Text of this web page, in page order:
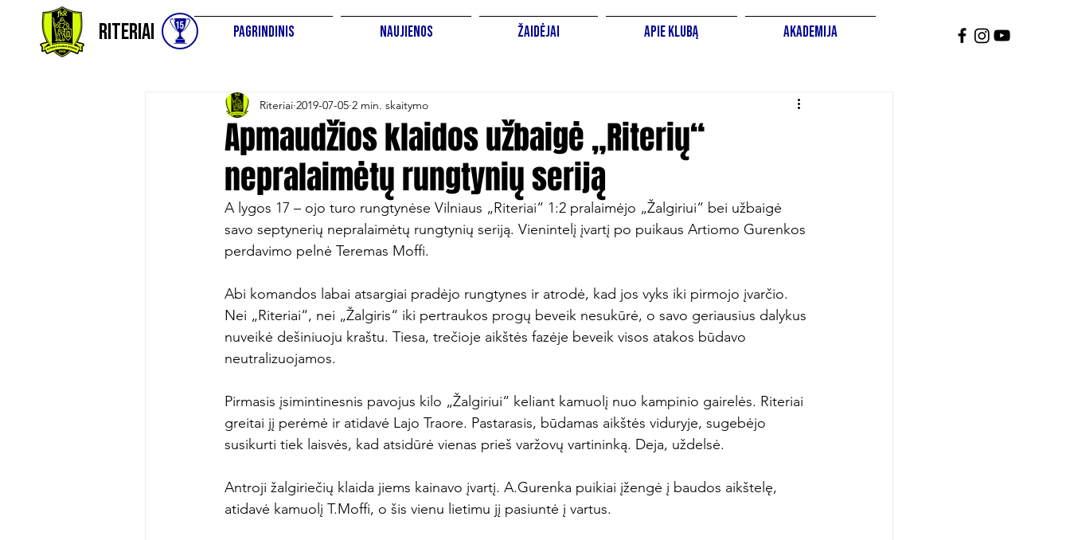
Riteriai Pagrindinis Naujienos Žaidėjai Apie Klubą Akademija
Apmaudžios klaidos užbaigė „Riterių“
nepralaimėtų rungtynių seriją
Riteriai 2019-07-05 2 min. skaitymo
A lygos 17 – ojo turo rungtynėse Vilniaus „Riteriai“ 1:2 pralaimėjo „Žalgiriui“ bei užbaigė
savo septynerių nepralaimėtų rungtynių seriją. Vienintelį įvartį po puikaus Artiomo Gurenkos
perdavimo pelnė Teremas Moffi.
Abi komandos labai atsargiai pradėjo rungtynes ir atrodė, kad jos vyks iki pirmojo įvarčio.
Nei „Riteriai“, nei „Žalgiris“ iki pertraukos progų beveik nesukūrė, o savo geriausius dalykus
nuveikė dešiniuoju kraštu. Tiesa, trečioje aikštės fazėje beveik visos atakos būdavo
neutralizuojamos.
Pirmasis įsimintinesnis pavojus kilo „Žalgiriui“ keliant kamuolį nuo kampinio gairelės. Riteriai
greitai jį perėmė ir atidavė Lajo Traore. Pastarasis, būdamas aikštės viduryje, sugebėjo
susikurti tiek laisvės, kad atsidūrė vienas prieš varžovų vartininką. Deja, uždelsė.
Antroji žalgiriečių klaida jiems kainavo įvartį. A.Gurenka puikiai įžengė į baudos aikštelę,
atidavė kamuolį T.Moffi, o šis vienu lietimu jį pasiuntė į vartus.